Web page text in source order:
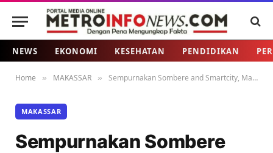
NEWS EKONOMI KESEHATAN PENDIDIKAN
Home » MAKASSAR » Sempurnakan Sombere and Smartcity, Makassar Menuju Kota Metaverse
MAKASSAR
Sempurnakan Sombere